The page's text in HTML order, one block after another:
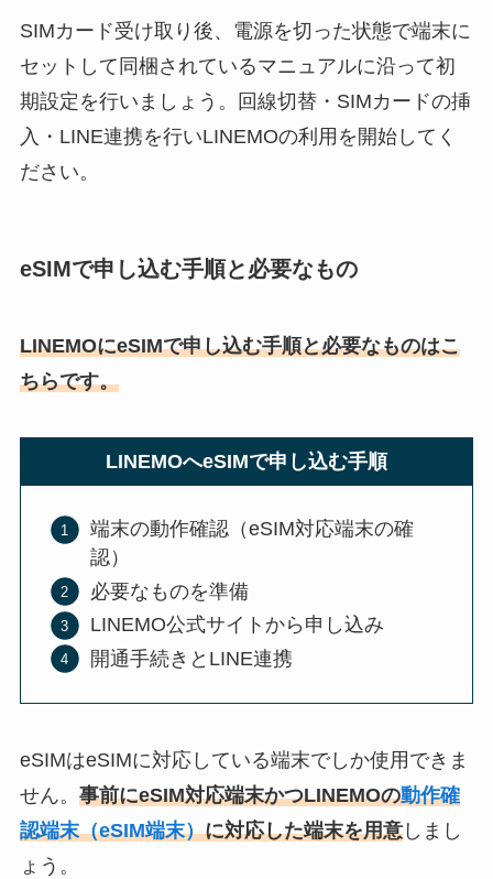
SIMカード受け取り後、電源を切った状態で端末に
セットして同梱されているマニュアルに沿って初
期設定を行いましょう。回線切替・SIMカードの挿
入・LINE連携を行いLINEMOの利用を開始してく
ださい。
eSIMで申し込む手順と必要なもの
LINEMOにeSIMで申し込む手順と必要なものはこ
ちらです。
LINEMOへeSIMで申し込む手順
端末の動作確認（eSIM対応端末の確
認）
必要なものを準備
LINEMO公式サイトから申し込み
開通手続きとLINE連携
eSIMはeSIMに対応している端末でしか使用できま
せん。 事前にeSIM対応端末かつLINEMOの動作確
認端末（eSIM端末）に対応した端末を用意しまし
ょう。